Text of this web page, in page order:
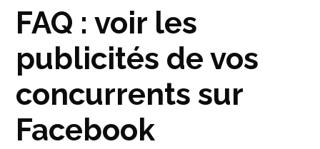
FAQ : voir les
publicités de vos
concurrents sur
Facebook